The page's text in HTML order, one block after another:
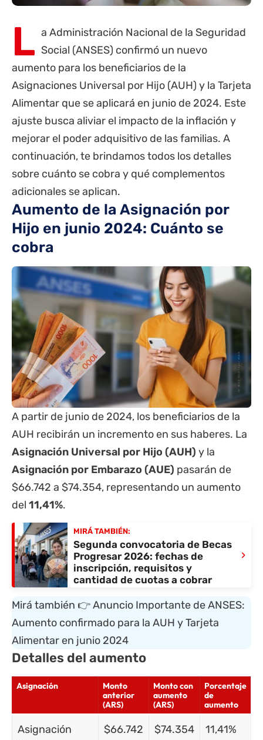
L a Administración Nacional de la Seguridad
Social (ANSES) confirmó un nuevo
aumento para los beneficiarios de la
Asignaciones Universal por Hijo (AUH) y la Tarjeta
Alimentar que se aplicará en junio de 2024. Este
ajuste busca aliviar el impacto de la inflación y
mejorar el poder adquisitivo de las familias. A
continuación, te brindamos todos los detalles
sobre cuánto se cobra y qué complementos
adicionales se aplican.
Aumento de la Asignación por
Hijo en junio 2024: Cuánto se
cobra
A partir de junio de 2024, los beneficiarios de la
AUH recibirán un incremento en sus haberes. La
Asignación Universal por Hijo (AUH) y la
Asignación por Embarazo (AUE) pasarán de
$66.742 a $74.354, representando un aumento
del 11,41%.
MIRÁ TAMBIÉN:
Segunda convocatoria de Becas
Progresar 2026: fechas de
inscripción, requisitos y
cantidad de cuotas a cobrar
›
Mirá también 👉Anuncio Importante de ANSES:
Aumento confirmado para la AUH y Tarjeta
Alimentar en junio 2024
Detalles del aumento
Asignación
Monto
anterior
(ARS)
Monto con
aumento
(ARS)
Porcentaje
de
aumento
Asignación
$66.742 $74.354 11,41%